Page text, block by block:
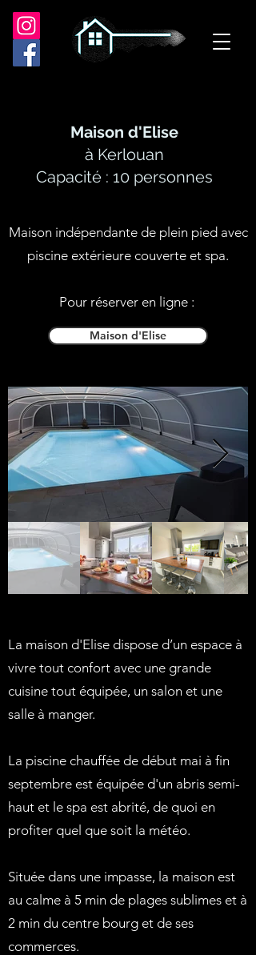
Maison d'Elise
à Kerlouan
Capacité : 10 personnes
Maison indépendante de plein pied avec
piscine extérieure couverte et spa.
Pour réserver en ligne :
Maison d'Elise
La maison d'Elise dispose d’un espace à
vivre tout confort avec une grande
cuisine tout équipée, un salon et une
salle à manger.
La piscine chauffée de début mai à fin
septembre est équipée d'un abris semi-
haut et le spa est abrité, de quoi en
profiter quel que soit la météo.
Située dans une impasse, la maison est
au calme à 5 min de plages sublimes et à
2 min du centre bourg et de ses
commerces.